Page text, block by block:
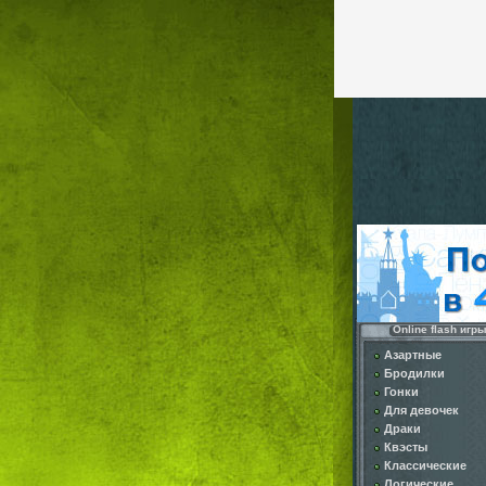
Online flash игры
Азартные
Бродилки
Гонки
Для девочек
Драки
Квэсты
Классические